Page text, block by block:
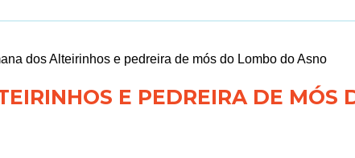
dos Alteirinhos e pedreira de mós do Lombo do Asno
E PEDREIRA DE MÓS